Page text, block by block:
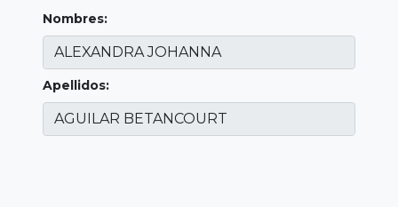
Nombres:
Apellidos: